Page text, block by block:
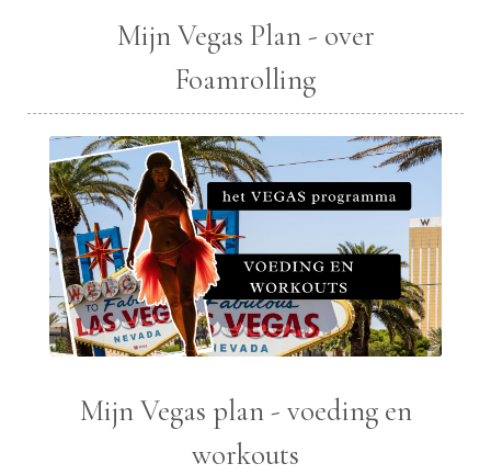
Mijn Vegas Plan - over
Foamrolling
Mijn Vegas plan - voeding en
workouts